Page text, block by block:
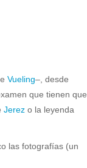
Vueling–, desde
que tienen que
Jerez o la leyenda
las fotografías (un